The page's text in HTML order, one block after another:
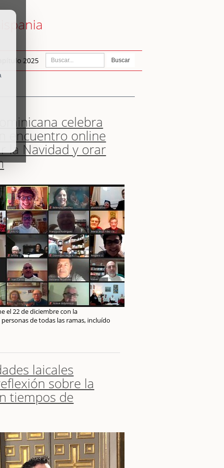
hispania
2025 Buscar
celebra
encuentro online
la Navidad y orar
el 22 de diciembre con la
de todas las ramas, incluído
laicales
sobre la
tiempos de